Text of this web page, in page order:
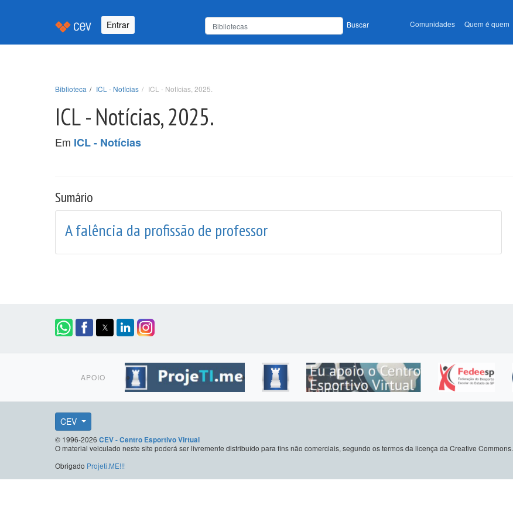
Entrar Buscar Comunidades Quem é quem
Biblioteca ICL - Notícias ICL - Notícias, 2025.
ICL - Notícias, 2025.
Em ICL - Notícias
Sumário
A falência da profissão de professor
APOIO
CEV
© 1996-2026 CEV - Centro Esportivo Virtual
O material veiculado neste site poderá ser livremente distribuído para fins não comerciais, segundo os termos da licença da Creative Commons.
Obrigado Projeti.ME!!!